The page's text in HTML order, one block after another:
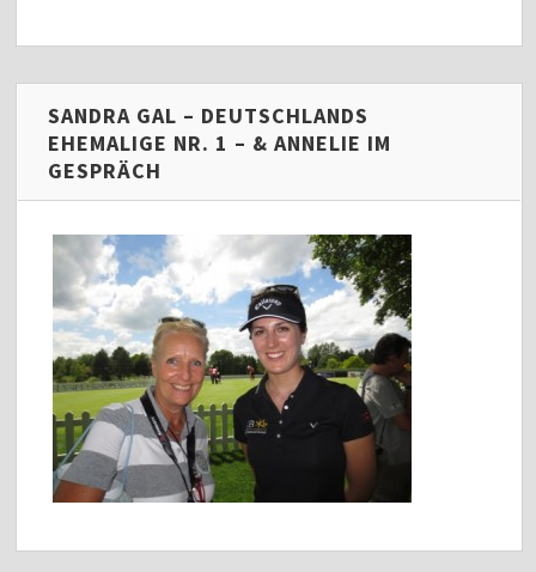
SANDRA GAL – DEUTSCHLANDS
EHEMALIGE NR. 1 – & ANNELIE IM
GESPRÄCH